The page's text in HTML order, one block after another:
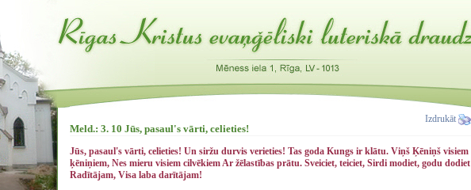
Izdrukāt
Meld.: 3. 10 Jūs, pasaul's vārti, celieties!
Jūs, pasaul's vārti, celieties! Un siržu durvis verieties! Tas goda Kungs ir klātu. Viņš Ķēniņš visiem
ķēniņiem, Nes mieru visiem cilvēkiem Ar žēlastības prātu. Sveiciet, teiciet, Sirdi modiet, godu dodiet
Radītājam, Visa laba darītājam!